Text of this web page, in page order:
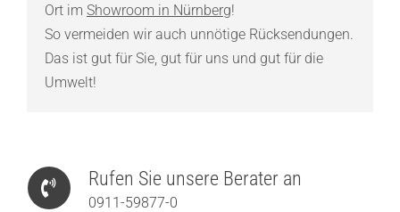
Ort im Showroom in Nürnberg!
So vermeiden wir auch unnötige Rücksendungen.
Das ist gut für Sie, gut für uns und gut für die
Umwelt!
Rufen Sie unsere Berater an
0911-59877-0